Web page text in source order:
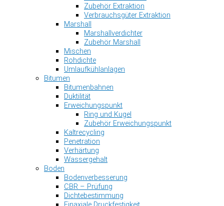
Zubehör Extraktion
Verbrauchsgüter Extraktion
Marshall
Marshallverdichter
Zubehör Marshall
Mischen
Rohdichte
Umlaufkühlanlagen
Bitumen
Bitumenbahnen
Duktilität
Erweichungspunkt
Ring und Kugel
Zubehör Erweichungspunkt
Kaltrecycling
Penetration
Verhärtung
Wassergehalt
Boden
Bodenverbesserung
CBR – Prüfung
Dichtebestimmung